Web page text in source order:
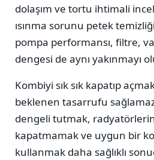
dolaşım ve tortu ihtimali
ısınma sorunu petek
pompa performansı, filtre,
dengesi de aynı yakınmayı
Kombiyi sık sık kapatıp
beklenen tasarrufu sağlamaz.
dengeli tutmak,
kapatmamak ve uygun bir
kullanmak daha sağlıklı